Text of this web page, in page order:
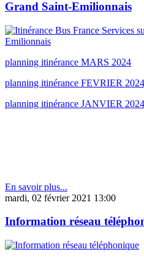
Grand Saint-Emilionnais
planning itinérance MARS 2024
planning itinérance FEVRIER 2024
planning itinérance JANVIER 2024
En savoir plus...
mardi, 02 février 2021 13:00
Information réseau